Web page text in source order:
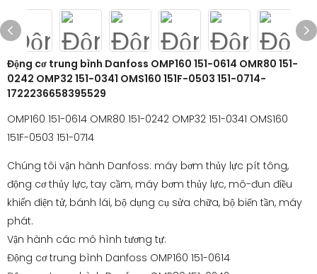
Động cơ trung bình Danfoss OMP160 151-0614 OMR80 151-
0242 OMP32 151-0341 OMS160 151F-0503 151-0714-
1722236658395529
OMP160 151-0614 OMR80 151-0242 OMP32 151-0341 OMS160
151F-0503 151-0714
Chúng tôi vận hành Danfoss: máy bơm thủy lực pít tông,
động cơ thủy lực, tay cầm, máy bơm thủy lực, mô-đun điều
khiển điện tử, bánh lái, bộ dụng cụ sửa chữa, bộ biến tần, máy
phát.
Vận hành các mô hình tương tự:
Động cơ trung bình Danfoss OMP160 151-0614